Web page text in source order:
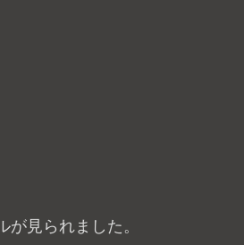
見られました。